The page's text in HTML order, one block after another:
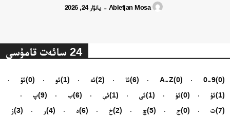
Abletjan Mosa
- يانۋار 24, 2026
24 سائەت قامۇسى
0-9 (0)
A-Z (0) ئا (6) ئە (2) ئو (1) ئۆ
(0)
ئۇ
(1) ئۈ (0) ئى (1) ئې (1) ب (6) پ
(9)
ت
(7) ج (0) چ (5) خ (2) د (6) ر (4) ز
(3)